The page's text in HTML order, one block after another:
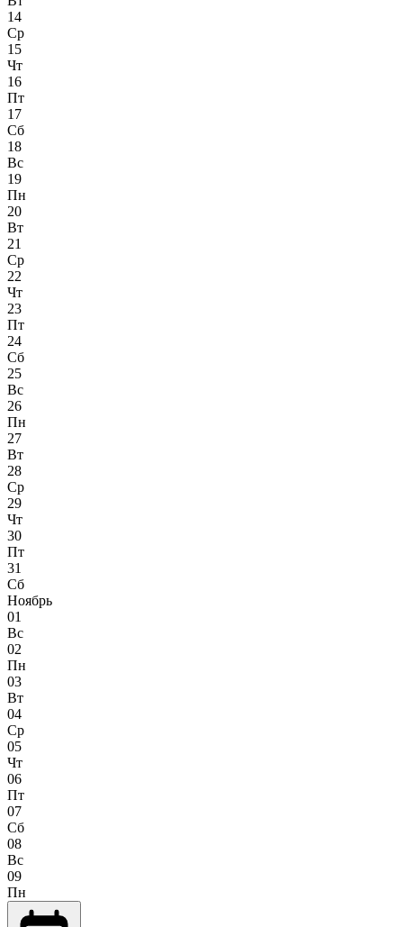
14
Ср
15
Чт
16
Пт
17
Сб
18
Вс
19
Пн
20
Вт
21
Ср
22
Чт
23
Пт
24
Сб
25
Вс
26
Пн
27
Вт
28
Ср
29
Чт
30
Пт
31
Сб
Ноябрь
01
Вс
02
Пн
03
Вт
04
Ср
05
Чт
06
Пт
07
Сб
08
Вс
09
Пн